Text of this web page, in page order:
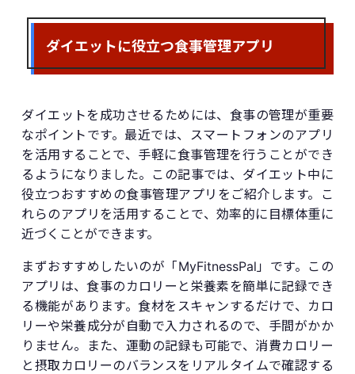
ダイエットに役立つ食事管理アプリ
ダイエットを成功させるためには、食事の管理が重要
なポイントです。最近では、スマートフォンのアプリ
を活用することで、手軽に食事管理を行うことができ
るようになりました。この記事では、ダイエット中に
役立つおすすめの食事管理アプリをご紹介します。こ
れらのアプリを活用することで、効率的に目標体重に
近づくことができます。
まずおすすめしたいのが「MyFitnessPal」です。この
アプリは、食事のカロリーと栄養素を簡単に記録でき
る機能があります。食材をスキャンするだけで、カロ
リーや栄養成分が自動で入力されるので、手間がかか
りません。また、運動の記録も可能で、消費カロリー
と摂取カロリーのバランスをリアルタイムで確認する